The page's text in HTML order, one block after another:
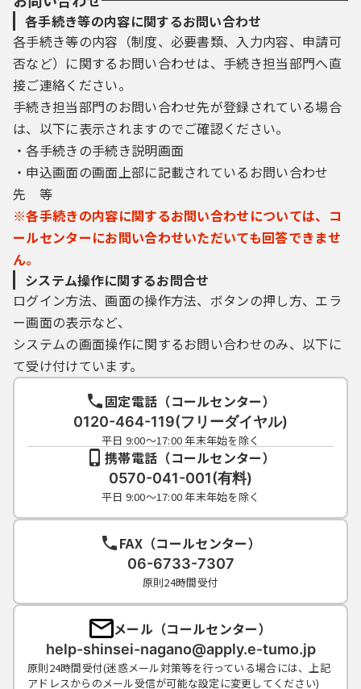
各手続き等の内容に関するお問い合わせ
各手続き等の内容（制度、必要書類、入力内容、申請可
否など）に関するお問い合わせは、手続き担当部門へ直
接ご連絡ください。
手続き担当部門のお問い合わせ先が登録されている場合
は、以下に表示されますのでご確認ください。
・各手続きの手続き説明画面
・申込画面の画面上部に記載されているお問い合わせ
先 等
※各手続きの内容に関するお問い合わせについては、コ
ールセンターにお問い合わせいただいても回答できませ
ん。
システム操作に関するお問合せ
ログイン方法、画面の操作方法、ボタンの押し方、エラ
ー画面の表示など、
システムの画面操作に関するお問い合わせのみ、以下に
て受け付けています。
固定電話（コールセンター）
0120-464-119(フリーダイヤル)
平日 9:00～17:00 年末年始を除く
携帯電話（コールセンター）
0570-041-001(有料)
平日 9:00～17:00 年末年始を除く
FAX（コールセンター）
06-6733-7307
原則24時間受付
メール（コールセンター）
help-shinsei-nagano@apply.e-tumo.jp
原則24時間受付(迷惑メール対策等を行っている場合には、上記
アドレスからのメール受信が可能な設定に変更してください)